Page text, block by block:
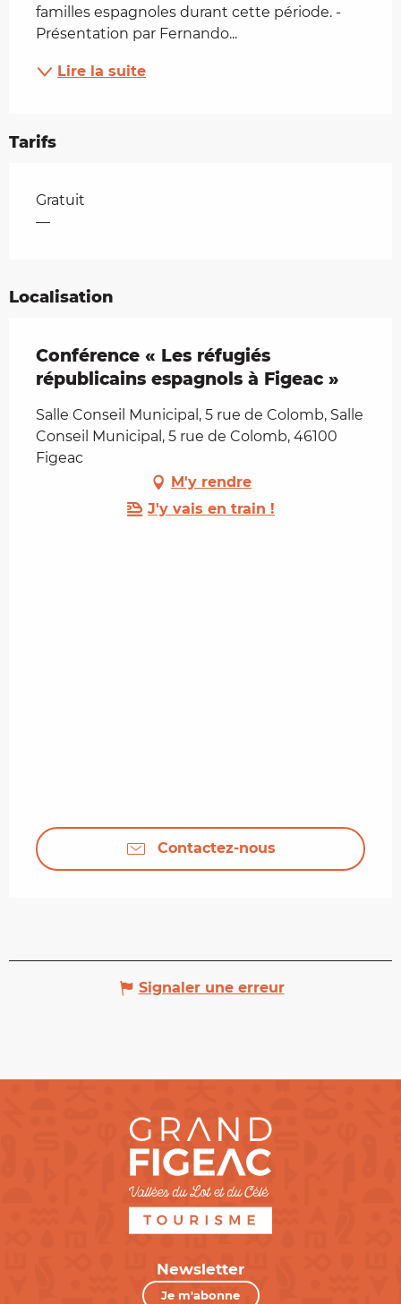
familles espagnoles durant cette période. -
Présentation par Fernando...
Lire la suite
Tarifs
Tarifs 2026
Gratuit
—
Localisation
Conférence « Les réfugiés
républicains espagnols à Figeac »
Salle Conseil Municipal, 5 rue de Colomb, Salle
Conseil Municipal, 5 rue de Colomb, 46100
Figeac
M'y rendre
J'y vais en train !
Contactez-nous
Signaler une erreur
Newsletter
Je m'abonne